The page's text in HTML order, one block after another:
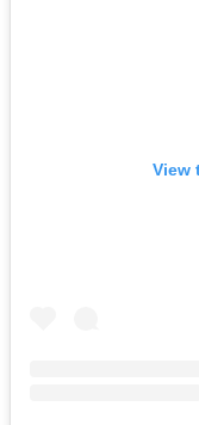
View